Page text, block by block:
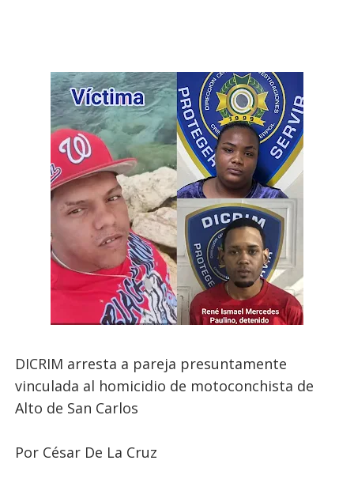
DICRIM arresta a pareja presuntamente
vinculada al homicidio de motoconchista de
Alto de San Carlos
Por César De La Cruz